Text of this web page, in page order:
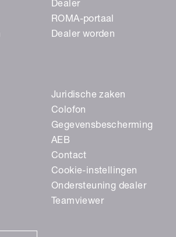
Dealer
ROMA-portaal
Dealer worden
Juridische zaken
Colofon
Gegevensbescherming
AEB
Contact
Cookie-instellingen
Ondersteuning dealer
Teamviewer